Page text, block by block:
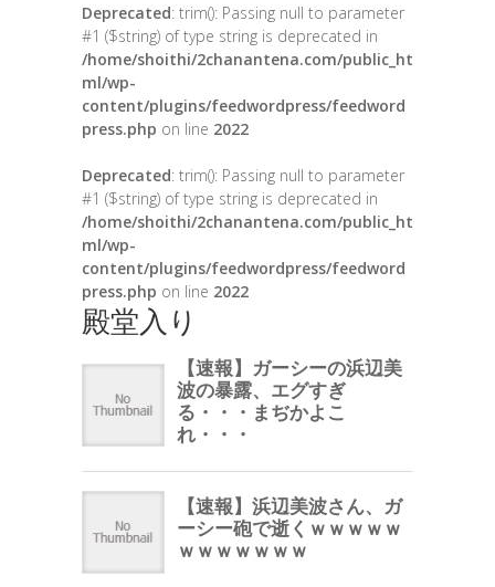
Deprecated: trim(): Passing null to parameter
#1 ($string) of type string is deprecated in
/home/shoithi/2chanantena.com/public_ht
ml/wp-
content/plugins/feedwordpress/feedword
press.php on line 2022
Deprecated: trim(): Passing null to parameter
#1 ($string) of type string is deprecated in
/home/shoithi/2chanantena.com/public_ht
ml/wp-
content/plugins/feedwordpress/feedword
press.php on line 2022
殿堂入り